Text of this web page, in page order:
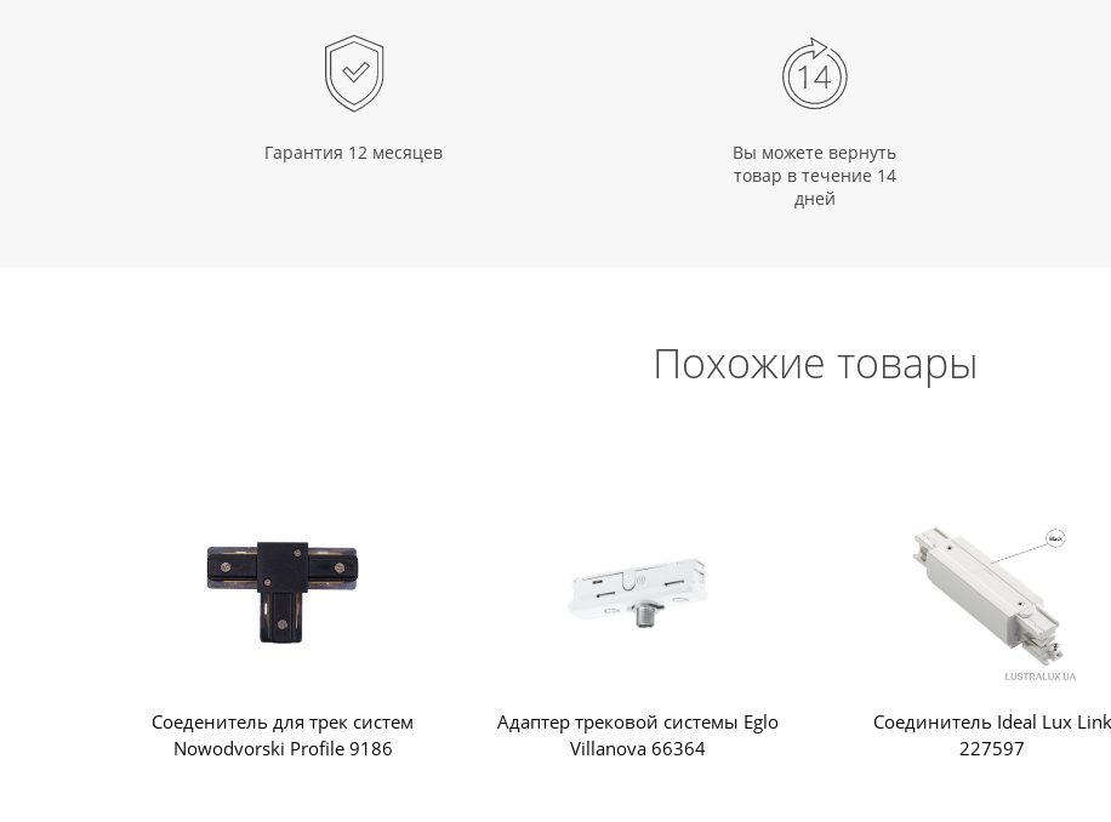
Гарантия 12 месяцев
Вы можете вернуть
товар в течение 14
дней
Похожие товары
Соеденитель для трек систем
Nowodvorski Profile 9186
Адаптер трековой системы Eglo
Villanova 66364
Соединитель Ideal Lux Link
227597